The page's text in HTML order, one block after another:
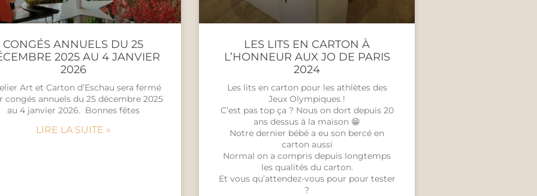
CONGÉS ANNUELS DU 25
2025 AU 4 JANVIER
2026
Art et Carton d’Eschau sera fermé
congés annuels du 25 décembre 2025
au 4 janvier 2026. Bonnes fêtes
LIRE LA SUITE »
LES LITS EN CARTON À
L’HONNEUR AUX JO DE PARIS
2024
Les lits en carton pour les athlètes des
Jeux Olympiques !
C’est pas top ça ? Nous on dort depuis 20
ans dessus à la maison 😁
Notre dernier bébé a eu son bercé en
carton aussi
Normal on a compris depuis longtemps
les qualités du carton.
Et vous qu’attendez-vous pour pour tester
?